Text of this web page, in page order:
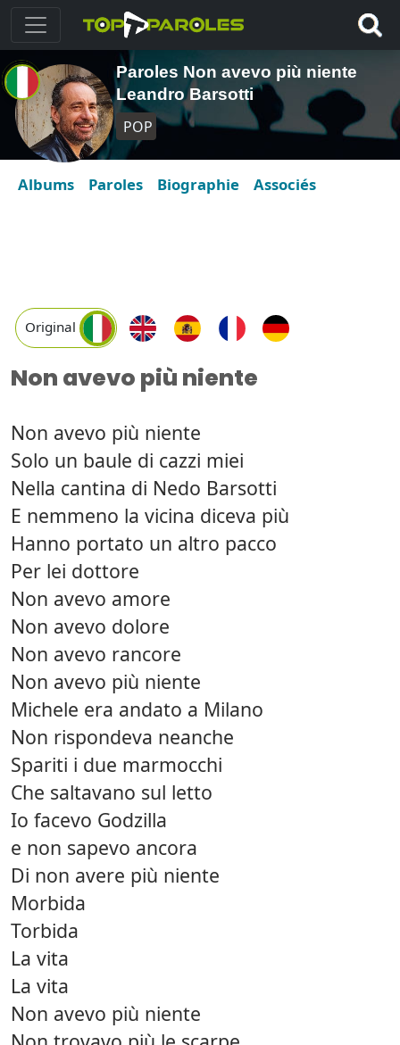
Paroles Non avevo più niente
Leandro Barsotti
POP
Albums Paroles Biographie Associés
Original
Non avevo più niente
Non avevo più niente
Solo un baule di cazzi miei
Nella cantina di Nedo Barsotti
E nemmeno la vicina diceva più
Hanno portato un altro pacco
Per lei dottore
Non avevo amore
Non avevo dolore
Non avevo rancore
Non avevo più niente
Michele era andato a Milano
Non rispondeva neanche
Spariti i due marmocchi
Che saltavano sul letto
Io facevo Godzilla
e non sapevo ancora
Di non avere più niente
Morbida
Torbida
La vita
La vita
Non avevo più niente